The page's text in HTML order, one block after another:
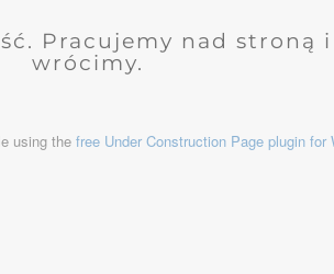
Pracujemy nad stroną
wrócimy.
using the free Under Construction Page plugin for